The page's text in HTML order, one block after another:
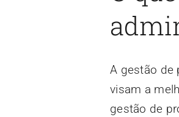
A gestão de
visam a
gestão de